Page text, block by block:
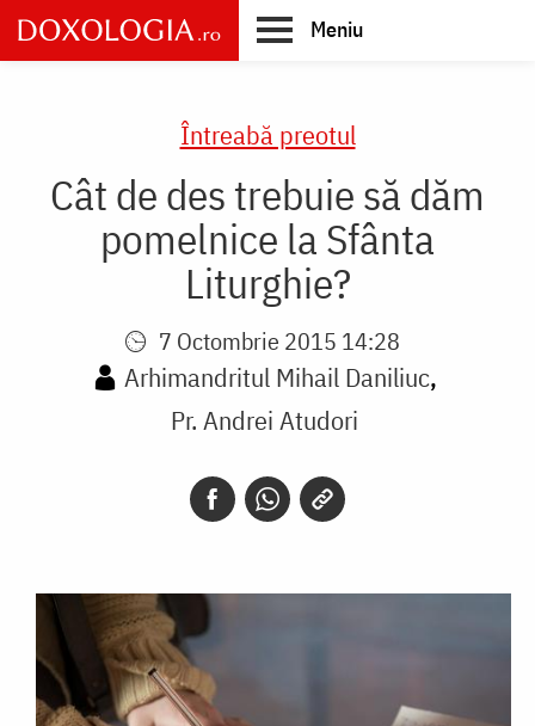
Skip
to
main
Meniu
Întreabă preotul
Cât de des trebuie să dăm
pomelnice la Sfânta
Liturghie?
7 Octombrie 2015 14:28
Arhimandritul Mihail Daniliuc
Pr. Andrei Atudori